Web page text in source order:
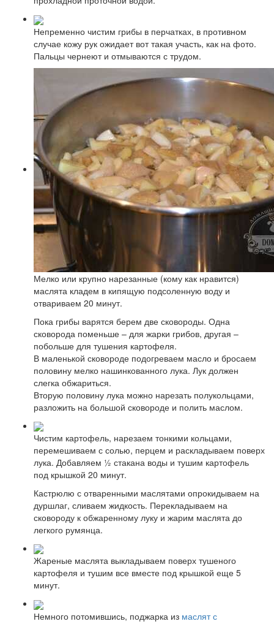
Непременно чистим грибы в перчатках, в противном
случае кожу рук ожидает вот такая участь, как на фото.
Пальцы чернеют и отмываются с трудом.
Мелко или крупно нарезанные (кому как нравится)
маслята кладем в кипящую подсоленную воду и
отвариваем 20 минут.
Пока грибы варятся берем две сковороды. Одна
сковорода поменьше – для жарки грибов, другая –
побольше для тушения картофеля.
В маленькой сковороде подогреваем масло и бросаем
половину мелко нашинкованного лука. Лук должен
слегка обжариться.
Вторую половину лука можно нарезать полукольцами,
разложить на большой сковороде и полить маслом.
Чистим картофель, нарезаем тонкими кольцами,
перемешиваем с солью, перцем и раскладываем поверх
лука. Добавляем ½ стакана воды и тушим картофель
под крышкой 20 минут.
Кастрюлю с отваренными маслятами опрокидываем на
дуршлаг, сливаем жидкость. Перекладываем на
сковороду к обжаренному луку и жарим маслята до
легкого румянца.
Жареные маслята выкладываем поверх тушеного
картофеля и тушим все вместе под крышкой еще 5
минут.
Немного потомившись, поджарка из маслят с